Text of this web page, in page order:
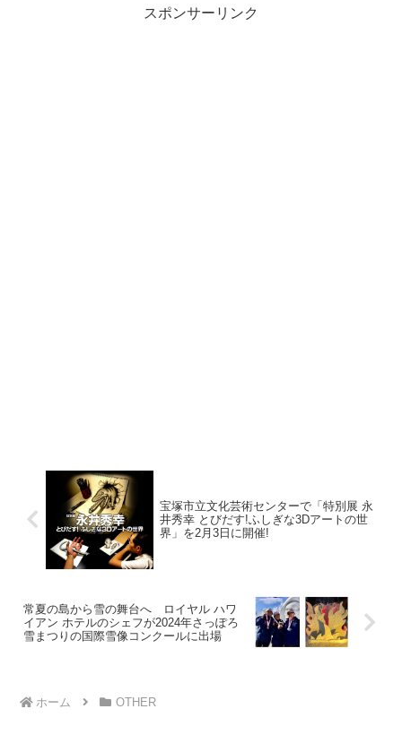
スポンサーリンク
宝塚市立文化芸術センターで「特別展 永
井秀幸 とびだす!ふしぎな3Dアートの世
界」を2月3日に開催!
常夏の島から雪の舞台へ ロイヤル ハワ
イアン ホテルのシェフが2024年さっぽろ
雪まつりの国際雪像コンクールに出場
ホーム OTHER